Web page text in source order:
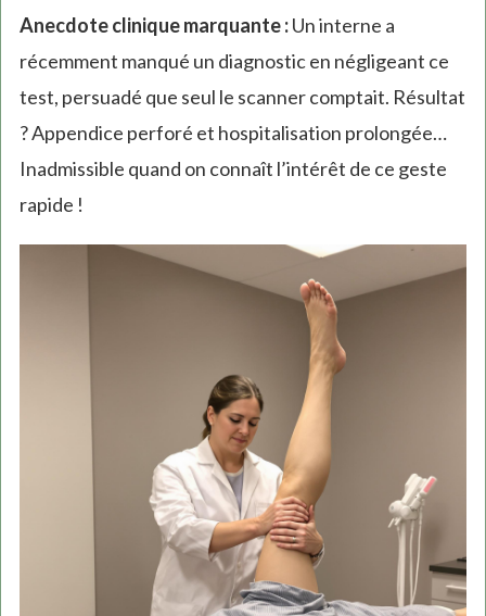
Anecdote clinique marquante :Un interne a
récemment manqué un diagnostic en négligeant ce
test, persuadé que seul le scanner comptait. Résultat
? Appendice perforé et hospitalisation prolongée…
Inadmissible quand on connaît l’intérêt de ce geste
rapide !